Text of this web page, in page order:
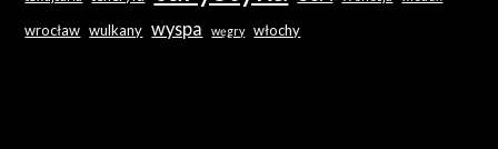
wrocław wulkany wyspa węgry włochy